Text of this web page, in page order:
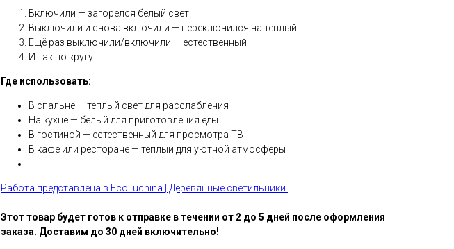
Включили — загорелся белый свет.
Выключили и снова включили — переключился на теплый.
Ещё раз выключили/включили — естественный.
И так по кругу.
Где использовать:
В спальне — теплый свет для расслабления
На кухне — белый для приготовления еды
В гостиной — естественный для просмотра ТВ
В кафе или ресторане — теплый для уютной атмосферы
Работа представлена в EcoLuchina | Деревянные светильники.
Этот товар будет готов к отправке в течении от 2 до 5 дней после оформления
заказа. Доставим до 30 дней включительно!